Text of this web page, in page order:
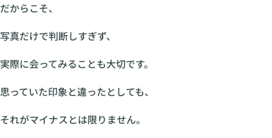
だからこそ、
写真だけで判断しすぎず、
実際に会ってみることも大切です。
思っていた印象と違ったとしても、
それがマイナスとは限りません。